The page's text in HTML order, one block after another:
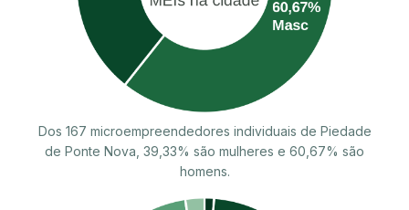
Dos 167 microempreendedores individuais de Piedade
de Ponte Nova, 39,33% são mulheres e 60,67% são
homens.